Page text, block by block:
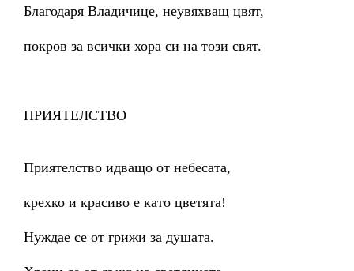
Благодаря Владичице, неувяхващ цвят,
покров за всички хора си на този свят.
ПРИЯТЕЛСТВО
Приятелство идващо от небесата,
крехко и красиво е като цветята!
Нуждае се от грижи за душата.